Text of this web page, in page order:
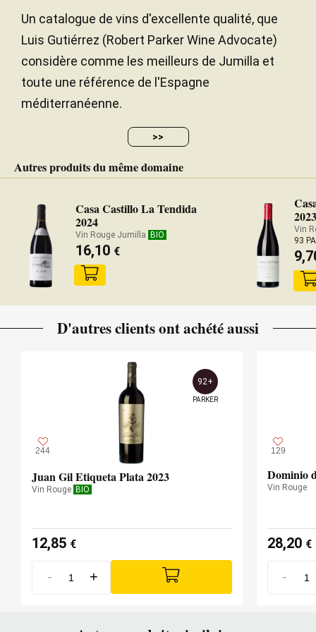
incredible quality level of the 2020, with Jumilla
typicity; it's Mediterranean, powerful and energetic,
with balanced 15% alcohol and a chalky, rocky,
stony sensation in the finish. This always contains
some 8% to 12% Garnacha. Production has grown
to 37,905 (numbered) bottles. It was bottled in
matured 100% in oak foudre; they abandoned the
500-liter barrels for this wine and for Pie Franco.
Robert Parker Wine Advocate
Millésime 2021 - 98 PARKER
Un catalogue de vins d'excellente qualité, que
Luis Gutiérrez (Robert Parker Wine Advocate)
considère comme les meilleurs de Jumilla et
toute une référence de l'Espagne
méditerranéenne.
>>
Autres produits du même domaine
Casa Castillo La Tendida
2024
Vin Rouge Jumilla BIO
16,10 €
Vin
93
D'autres clients ont achété aussi
244
92+
PARKER
Juan Gil Etiqueta Plata 2023
Vin Rouge BIO
12,85 €
- +
129
Dominio
Vin Rouge
28,20 €
-